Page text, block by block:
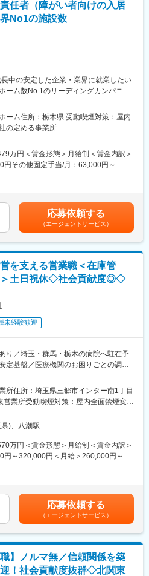
よう、社会の構成員として包み支え合
点が少なくなってしまった人を社会が
、障がい者や貧困層、子ども、高齢者
弱者を含むすべての人の健康で文化的
します。
万円～
長クラス）：540万円～
クラス）：600万円～
にもよりますが、担当施設の売り上げ
メントの面から評価が行われ、2～5年
後も事業拡大を計画しております。そ
どん空いたポストにステップアップし
いただいており、ワークライフバラン
だけます。
ては、入居者の方々によってご病状が
がりスキルが身につきます。また、
の方がご自身で出来ることが増え、成
とができます。
こでくらしたい」を創る』
ープホームはまさに家そのものだとい
いスタッフたちとのコミュニケーショ
らしを楽しんでいただくために、「こ
もらえるよう日々真摯に向き合い続け
任者（障がい者向けの入居
No1の施設数
長中の安定した企業・業界に就業したい
ーム数No.1のリーディングカンパニー
る業務】
成
デュース
部署にて対応！サポート体制充実◎
：
万円～
長クラス）：540万円～
クラス）：600万円～
メントの面から評価が行われ、2～5年
とが出来ます。
270施設以上）を誇り、毎年2000名規模
なります。そのため、企業としての将
後も事業拡大を計画しております。そ
どん空いたポストにステップアップし
。
いただいており、ワークライフバラン
だけます。
ては、入居者の方々によってご病状が
がりスキルが身につきます。また、
こでくらしたい」を創る』
ープホームはまさに家そのものだとい
ーム住所：栃木県 受動喫煙対策：屋内
の定める事業所
万円＜賃金形態＞月給制＜賃金内訳＞
円その他固定手当/月：63,000円～
賞与：無◆昇給：年1回（3月）※個人
合あり・超過分・深夜割増賃金別途支
イク通勤・車通勤OK）・施設管理者と
設以上）兼務により兼務手当+75,000
も目安の金額であり、選考を通じて上
月給(月額)は固定手当を含めた表記で
応募依頼する
（エージェントサービス）
を支える営業職＜在庫管
＞土日祝休◇社会貢献度◎◇
未経験歓迎
り／埼玉・群馬・栃木の病院へ駐在予
定基盤／医療機関のお困りごとの調
ナーとして、病院で使用する医療材料
や、医療材料費に関する削減の提案を
には顧客となる病院に常駐し、医療現
に取り組んでいただきます。
SPD）
代行
パートさんが担当しております。そ
サポートやシフト調整も行います。
所住所：埼玉県三郷市インター南1丁目
業所受動喫煙対策：屋内全面禁煙変更
所
)、八潮駅
万円＜賃金形態＞月給制＜賃金内訳＞
円～320,000円＜月給＞260,000円～
、選考を通じて上下する可能性があり
当を含めた表記です。
応募依頼する
（エージェントサービス）
】ノルマ無／信頼関係を築
！社会貢献度抜群◇北関東